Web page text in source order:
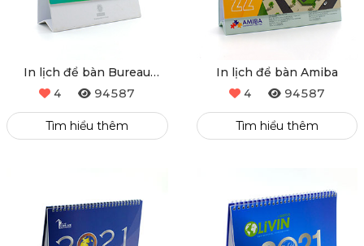
In lịch để bàn Bureau
4 94587
Tìm hiểu thêm
In lịch để bàn Amiba
4
94587
Tìm hiểu thêm